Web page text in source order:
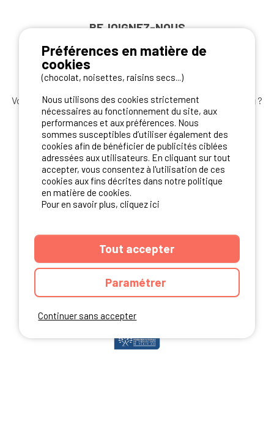
REJOIGNEZ-NOUS
Vous souhaitez bénéficier desmeilleures offres camping ?
Abonnez-vous à la newsletterdès aujourd'hui
S'ABONNER
NOS PARTENAIRES
Continuer sans accepter
Préférences en matière de
cookies
(chocolat, noisettes, raisins secs...)
Nous utilisons des cookies strictement
nécessaires au fonctionnement du site, aux
performances et aux préférences. Nous
sommes susceptibles d’utiliser également des
cookies afin de bénéficier de publicités ciblées
adressées aux utilisateurs. En cliquant sur tout
accepter, vous consentez à l'utilisation de ces
cookies aux fins décrites dans notre politique
en matière de cookies.
Pour en savoir plus, cliquez ici
Tout accepter
Paramétrer